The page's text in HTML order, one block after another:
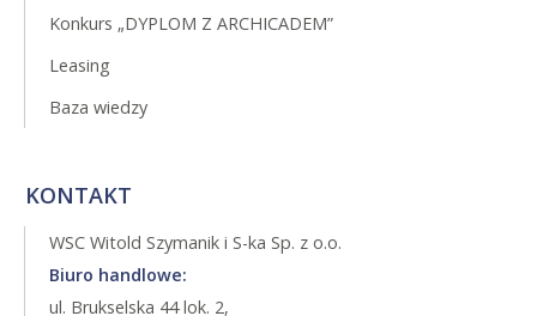
Konkurs „DYPLOM Z ARCHICADEM”
Leasing
Baza wiedzy
KONTAKT
WSC Witold Szymanik i S-ka Sp. z o.o.
Biuro handlowe:
ul. Brukselska 44 lok. 2,